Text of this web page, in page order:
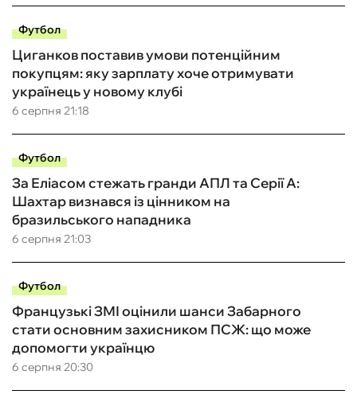
Футбол
6 серпня 21:18
Циганков поставив умови потенційним
покупцям: яку зарплату хоче отримувати
українець у новому клубі
Футбол
6 серпня 21:03
За Еліасом стежать гранди АПЛ та Серії А:
Шахтар визнався із цінником на
бразильського нападника
Футбол
6 серпня 20:30
Французькі ЗМІ оцінили шанси Забарного
стати основним захисником ПСЖ: що може
допомогти українцю